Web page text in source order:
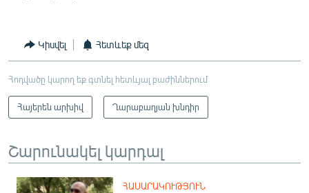
Կիսվել Հետևեք մեզ
Հոդվածը կարող եք գտնել հետևյալ բաժիններում
Հայերեն արխիվ Ղարաբաղյան խնդիր
Շարունակել կարդալ
ՀԱՍԱՐԱԿՈՒԹՅՈՒՆ